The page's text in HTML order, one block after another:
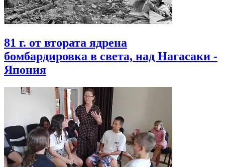
81 г. от втората ядрена
бомбардировка в света, над Нагасаки -
Япония